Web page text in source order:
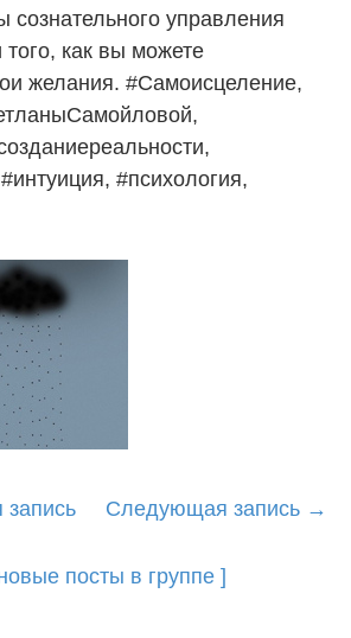
сознательного управления
как вы можете
желания. #Самоисцеление,
#психология,
Следующая запись →
посты в группе ]